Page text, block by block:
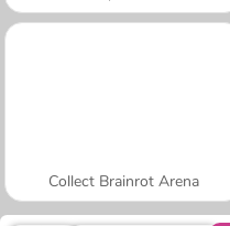
Collect Brainrot Arena